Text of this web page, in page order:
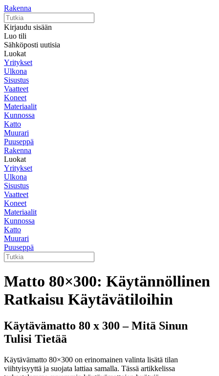
Rakenna
Kirjaudu sisään
Luo tili
Sähköposti uutisia
Luokat
Yritykset
Ulkona
Sisustus
Vaatteet
Koneet
Materiaalit
Kunnossa
Katto
Muurari
Puuseppä
Rakenna
Luokat
Yritykset
Ulkona
Sisustus
Vaatteet
Koneet
Materiaalit
Kunnossa
Katto
Muurari
Puuseppä
Matto 80×300: Käytännöllinen
Ratkaisu Käytävätiloihin
Käytävämatto 80 x 300 – Mitä Sinun
Tulisi Tietää
Käytävämatto 80×300 on erinomainen valinta lisätä tilan
viihtyisyyttä ja suojata lattiaa samalla. Tässä artikkelissa